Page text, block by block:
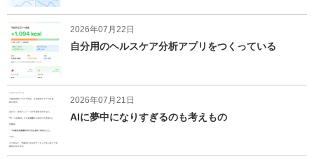
2026年07月22日
自分用のヘルスケア分析アプリをつくっている
2026年07月21日
AIに夢中になりすぎるのも考えもの